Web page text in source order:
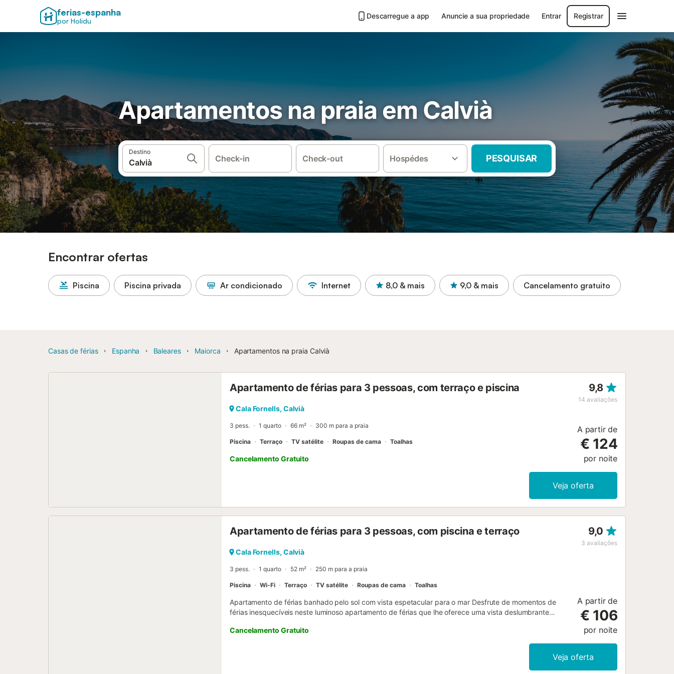
ferias-espanha
por Holidu
Descarregue a app Anuncie a sua propriedade Entrar Registrar
Apartamentos na praia em Calvià
Destino
Check-in Check-out Hospédes PESQUISAR
Encontrar ofertas
Piscina Piscina privada Ar condicionado Internet 8,0 & mais 9,0 & mais Cancelamento gratuito
Casas de férias Espanha Baleares Maiorca Apartamentos na praia Calvià
Apartamento de férias para 3 pessoas, com terraço e piscina 9,8
14 avaliações
Cala Fornells, Calvià
3 pess. 1 quarto 66 m² 300 m para a praia
Piscina Terraço TV satélite Roupas de cama Toalhas
Cancelamento Gratuito
A partir de
€ 124
por noite
Veja oferta
Apartamento de férias para 3 pessoas, com piscina e terraço 9,0
3 avaliações
Cala Fornells, Calvià
3 pess. 1 quarto 52 m² 250 m para a praia
Piscina Wi-Fi Terraço TV satélite Roupas de cama Toalhas
Apartamento de férias banhado pelo sol com vista espetacular para o mar Desfrute de momentos de
férias inesquecíveis neste luminoso apartamento de férias que lhe oferece uma vista deslumbrante
com uma área de estar e jantar de conceito aberto e uma cozinha moderna e totalmente equipada com
um balcão prático. Através de portas de correr do chão ao teto, acede ao seu terraço coberto de
aproximadamente 10 m² – o local ideal para um pequeno-almoço soalheiro ou para desfrutar de noites
românticas. O acolhedor quarto com cama de casal também lhe oferece uma vista fantástica sobre o
cintilante Mar Mediterrâneo. A localização no 1º andar é ideal para hóspedes que pretendem apenas
Cancelamento Gratuito
A partir de
€ 106
por noite
Veja oferta